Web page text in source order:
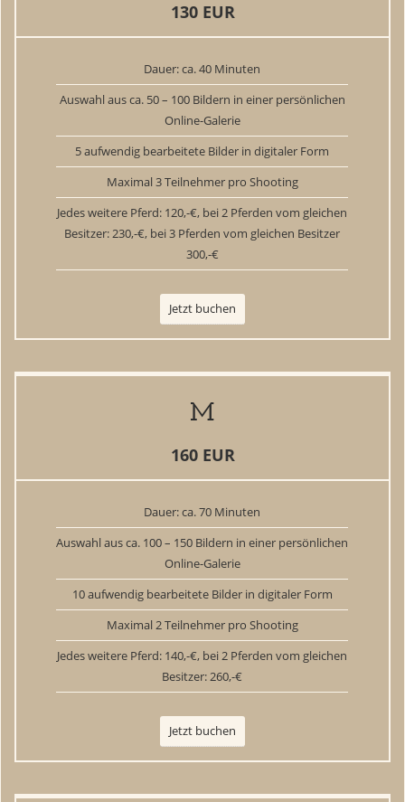
130 EUR
Dauer: ca. 40 Minuten
Auswahl aus ca. 50 – 100 Bildern in einer persönlichen
Online-Galerie
5 aufwendig bearbeitete Bilder in digitaler Form
Maximal 3 Teilnehmer pro Shooting
Jedes weitere Pferd: 120,-€, bei 2 Pferden vom gleichen
Besitzer: 230,-€, bei 3 Pferden vom gleichen Besitzer
300,-€
Jetzt buchen
M
160 EUR
Dauer: ca. 70 Minuten
Auswahl aus ca. 100 – 150 Bildern in einer persönlichen
Online-Galerie
10 aufwendig bearbeitete Bilder in digitaler Form
Maximal 2 Teilnehmer pro Shooting
Jedes weitere Pferd: 140,-€, bei 2 Pferden vom gleichen
Besitzer: 260,-€
Jetzt buchen